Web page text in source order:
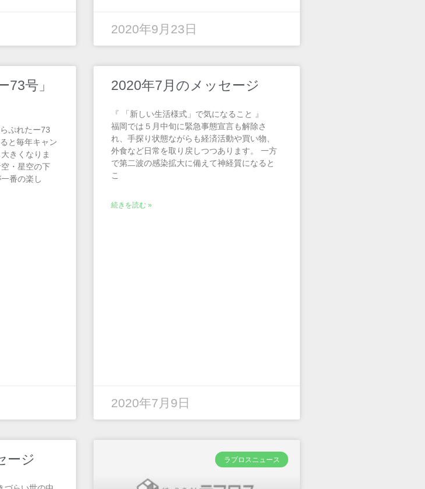
2020年9月23日
73号」
ぷれたー73
と毎年キャン
きくなりま
・星空の下
番の楽し
2020年7月のメッセージ
『 「新しい生活様式」で気になること 』
福岡では５月中旬に緊急事態宣言も解除さ
れ、手探り状態ながらも経済活動や買い物、
外食など日常を取り戻しつつあります。 一方
で第二波の感染拡大に備えて神経質になると
こ
続きを読む »
2020年7月9日
ージ ラプロスニュース